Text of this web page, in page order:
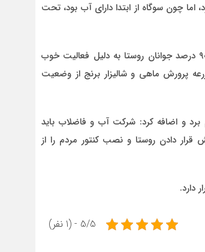
چون سوگاه از ابتدا دارای آب بود، تحت
مراقی جمعیت روستا را ۷۰ خانوار معادل ۱۶۰ نفر عنوان کرد و یادآور شد: ۹۰ درصد جوانان روستا به دلیل فعالیت خوب
پرورش ماهی و شالیزار برنج از وضعیت
برد و اضافه کرد: شرکت آب و فاضلاب باید
دادن روستا و نصب کنتور مردم را از
دارد.
5/5 - (1 نفر)